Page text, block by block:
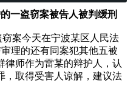
一盗窃案被告人被判缓刑
案今天在宁波某区人民法
理的还有同案犯其他五被
律师作为雷某的辩护人，认
，取得受害人谅解，建议法